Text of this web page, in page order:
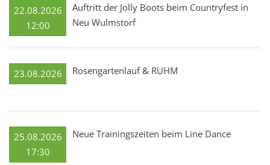
22.08.2026
12:00
Auftritt der Jolly Boots beim Countryfest in
Neu Wulmstorf
23.08.2026 Rosengartenlauf & RUHM
25.08.2026
17:30
Neue Trainingszeiten beim Line Dance